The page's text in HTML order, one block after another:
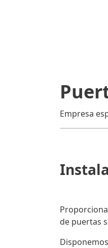
Empresa
de puertas